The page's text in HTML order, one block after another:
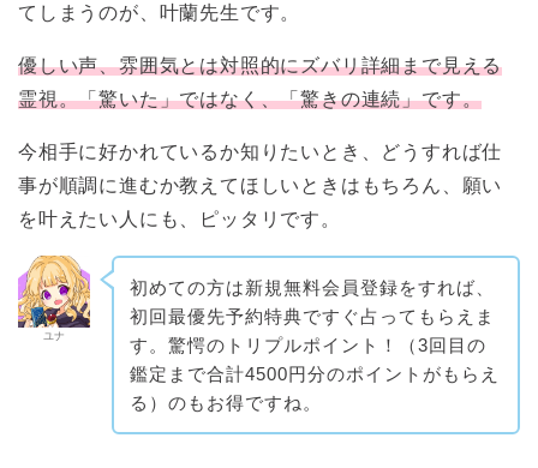
てしまうのが、叶蘭先生です。
優しい声、雰囲気とは対照的にズバリ詳細まで見える
霊視。「驚いた」ではなく、「驚きの連続」です。
今相手に好かれているか知りたいとき、どうすれば仕
事が順調に進むか教えてほしいときはもちろん、願い
を叶えたい人にも、ピッタリです。
ユナ
初めての方は新規無料会員登録をすれば、
初回最優先予約特典ですぐ占ってもらえま
す。驚愕のトリプルポイント！（3回目の
鑑定まで合計4500円分のポイントがもらえ
る）のもお得ですね。